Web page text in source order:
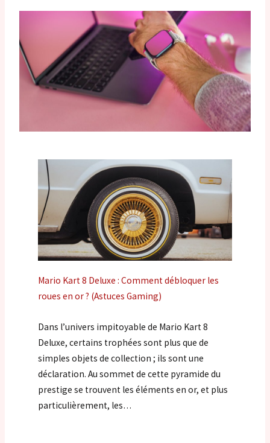
Mario Kart 8 Deluxe : Comment débloquer les
roues en or ? (Astuces Gaming)
Dans l’univers impitoyable de Mario Kart 8
Deluxe, certains trophées sont plus que de
simples objets de collection ; ils sont une
déclaration. Au sommet de cette pyramide du
prestige se trouvent les éléments en or, et plus
particulièrement, les…